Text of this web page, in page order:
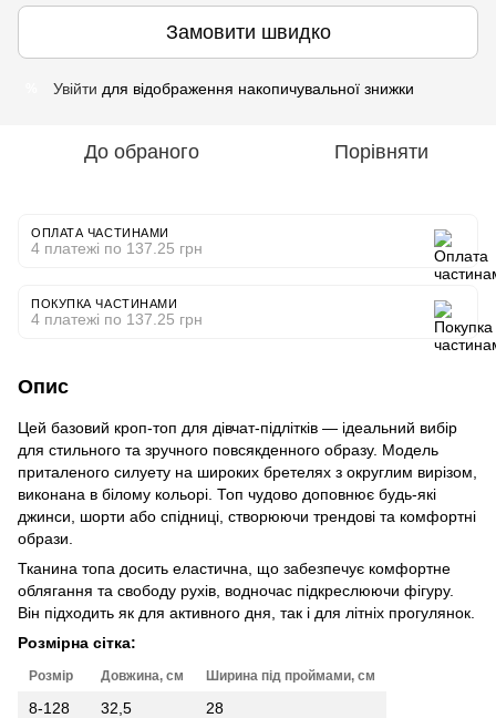
Замовити швидко
Увійти для відображення накопичувальної знижки
До обраного Порівняти
ОПЛАТА ЧАСТИНАМИ
4 платежі по 137.25 грн
ПОКУПКА ЧАСТИНАМИ
4 платежі по 137.25 грн
Опис
Цей базовий кроп-топ для дівчат-підлітків — ідеальний вибір
для стильного та зручного повсякденного образу. Модель
приталеного силуету на широких бретелях з округлим вирізом,
виконана в білому кольорі. Топ чудово доповнює будь-які
джинси, шорти або спідниці, створюючи трендові та комфортні
образи.
Тканина топа досить еластична, що забезпечує комфортне
облягання та свободу рухів, водночас підкреслюючи фігуру.
Він підходить як для активного дня, так і для літніх прогулянок.
Розмірна сітка:
Розмір Довжина, см Ширина під проймами, см
8-128 32,5
28